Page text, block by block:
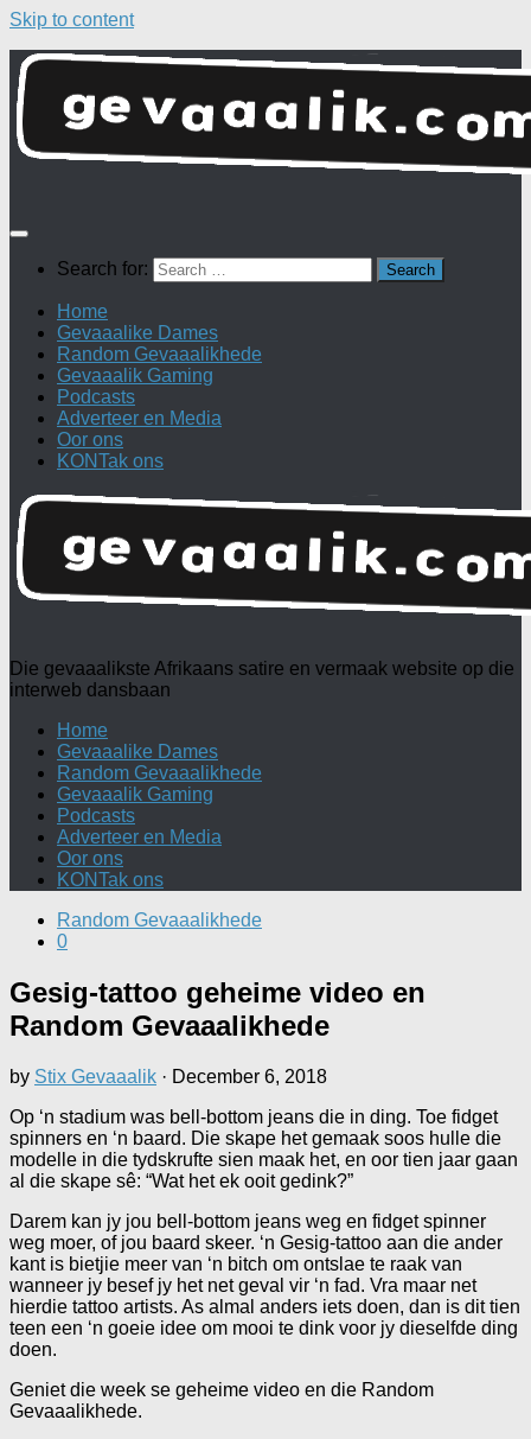
Skip to content
Search for:
Home
Gevaaalike Dames
Random Gevaaalikhede
Gevaaalik Gaming
Podcasts
Adverteer en Media
Oor ons
KONTak ons
Die gevaaalikste Afrikaans satire en vermaak website op die
interweb dansbaan
Home
Gevaaalike Dames
Random Gevaaalikhede
Gevaaalik Gaming
Podcasts
Adverteer en Media
Oor ons
KONTak ons
Random Gevaaalikhede
0
Gesig-tattoo geheime video en
Random Gevaaalikhede
by Stix Gevaaalik · December 6, 2018
Op ‘n stadium was bell-bottom jeans die in ding. Toe fidget
spinners en ‘n baard. Die skape het gemaak soos hulle die
modelle in die tydskrufte sien maak het, en oor tien jaar gaan
al die skape sê: “Wat het ek ooit gedink?”
Darem kan jy jou bell-bottom jeans weg en fidget spinner
weg moer, of jou baard skeer. ‘n Gesig-tattoo aan die ander
kant is bietjie meer van ‘n bitch om ontslae te raak van
wanneer jy besef jy het net geval vir ‘n fad. Vra maar net
hierdie tattoo artists. As almal anders iets doen, dan is dit tien
teen een ‘n goeie idee om mooi te dink voor jy dieselfde ding
doen.
Geniet die week se geheime video en die Random
Gevaaalikhede.